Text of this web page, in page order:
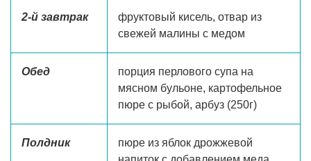
2-й завтрак
фруктовый кисель, отвар из
свежей малины с медом
Обед
порция перлового супа на
мясном бульоне, картофельное
пюре с рыбой, арбуз (250г)
Полдник
пюре из яблок дрожжевой